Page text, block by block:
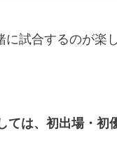
に試合するのが楽
ては、初出場・初